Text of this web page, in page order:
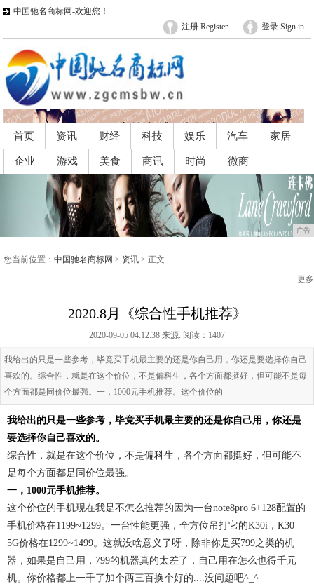
中国驰名商标网-欢迎您！
登录 Sign in
注册 Register
首页 资讯 财经 科技 娱乐 汽车 家居
企业 游戏 美食 商讯 时尚 微商
广告
您当前位置： 中国驰名商标网 > 资讯 > 正文
更多
2020.8月《综合性手机推荐》
2020-09-05 04:12:38 来源: 阅读：1407
我给出的只是一些参考，毕竟买手机最主要的还是你自己用，你还是要选择你自己
喜欢的。综合性，就是在这个价位，不是偏科生，各个方面都挺好，但可能不是每
个方面都是同价位最强。一，1000元手机推荐。这个价位的
我给出的只是一些参考，毕竟买手机最主要的还是你自己用，你还是
要选择你自己喜欢的。
综合性，就是在这个价位，不是偏科生，各个方面都挺好，但可能不
是每个方面都是同价位最强。
一，1000元手机推荐。
这个价位的手机现在我是不怎么推荐的因为一台note8pro 6+128配置的
手机价格在1199~1299。一台性能更强，全方位吊打它的K30i，K30
5G价格在1299~1499。这就没啥意义了呀，除非你是买799之类的机
器，如果是自己用，799的机器真的太差了，自己用在怎么也得千元
机。你价格都上一千了加个两三百换个好的....没问题吧^_^